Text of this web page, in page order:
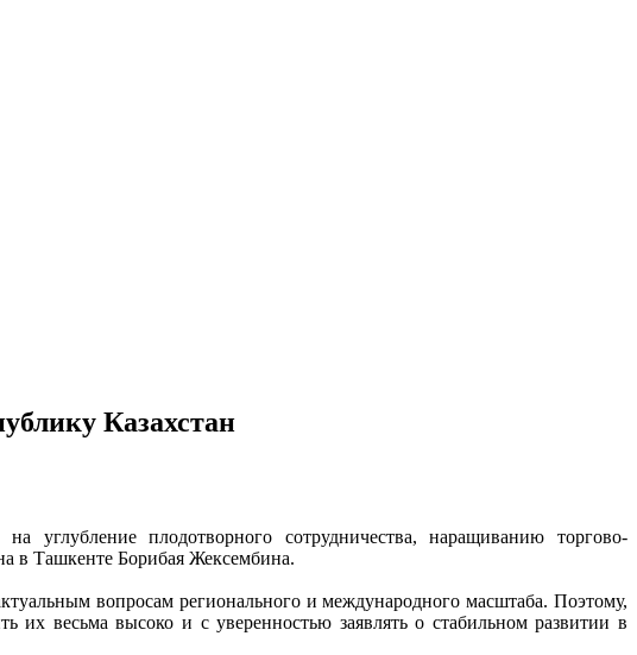
Казахстан
углубление плодотворного сотрудничества, наращиванию торгово-
в Ташкенте Борибая Жексембина.
вопросам регионального и международного масштаба. Поэтому,
весьма высоко и с уверенностью заявлять о стабильном развитии в